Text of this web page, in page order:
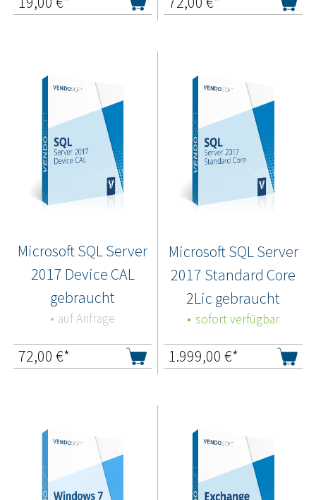
Microsoft SQL Server
2017 Device CAL
gebraucht
auf Anfrage
72,00 €*
Microsoft SQL Server
2017 Standard Core
2Lic gebraucht
sofort verfügbar
1.999,00 €*